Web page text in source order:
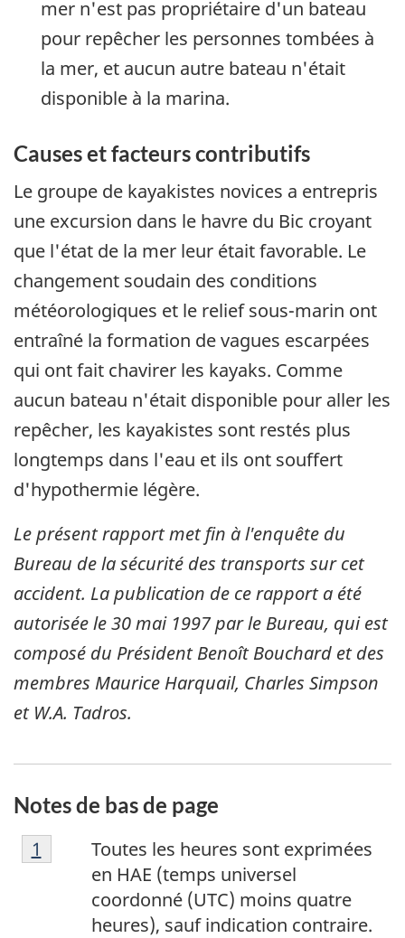
mer n'est pas propriétaire d'un bateau
pour repêcher les personnes tombées à
la mer, et aucun autre bateau n'était
disponible à la marina.
Causes et facteurs contributifs
Le groupe de kayakistes novices a entrepris
une excursion dans le havre du Bic croyant
que l'état de la mer leur était favorable. Le
changement soudain des conditions
météorologiques et le relief sous-marin ont
entraîné la formation de vagues escarpées
qui ont fait chavirer les kayaks. Comme
aucun bateau n'était disponible pour aller les
repêcher, les kayakistes sont restés plus
longtemps dans l'eau et ils ont souffert
d'hypothermie légère.
Le présent rapport met fin à l'enquête du
Bureau de la sécurité des transports sur cet
accident. La publication de ce rapport a été
autorisée le30 mai 1997par le Bureau, qui est
composé du Président Benoît Bouchard et des
membres Maurice Harquail, Charles Simpson
et W.A. Tadros.
Notes de bas de page
N
o
Toutes les heures sont exprimées
en HAE (temps universel
coordonné (UTC) moins quatre
heures), sauf indication contraire.
Retour à la référence de la note de bas de
1